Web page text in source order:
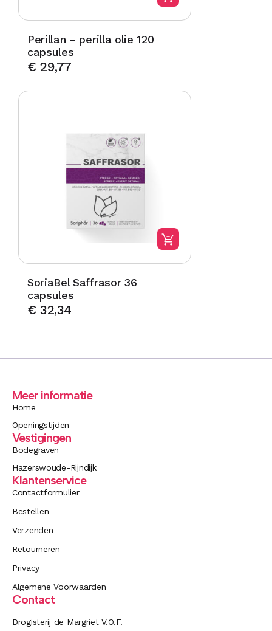
Perillan – perilla olie 120
capsules
€29,77
SoriaBel Saffrasor 36
capsules
€32,34
Meer informatie
Home
Openingstijden
Vestigingen
Bodegraven
Hazerswoude-Rijndijk
Klantenservice
Contactformulier
Bestellen
Verzenden
Retourneren
Privacy
Algemene Voorwaarden
Contact
Drogisterij de Margriet V.O.F.